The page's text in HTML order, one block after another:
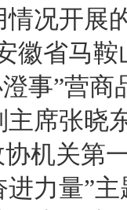
况开展
徽省马
事”营
席张晓
机关第
力量”